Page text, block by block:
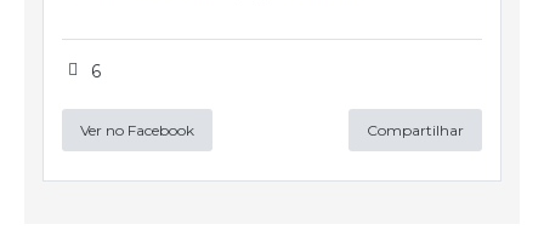
6
Ver no Facebook Compartilhar